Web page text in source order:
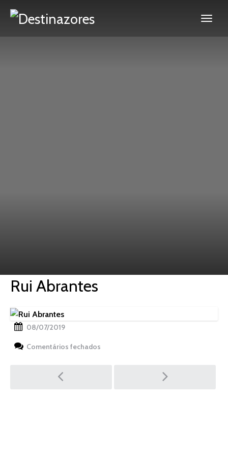
Rui Abrantes
08/07/2019
Comentários fechados
Post